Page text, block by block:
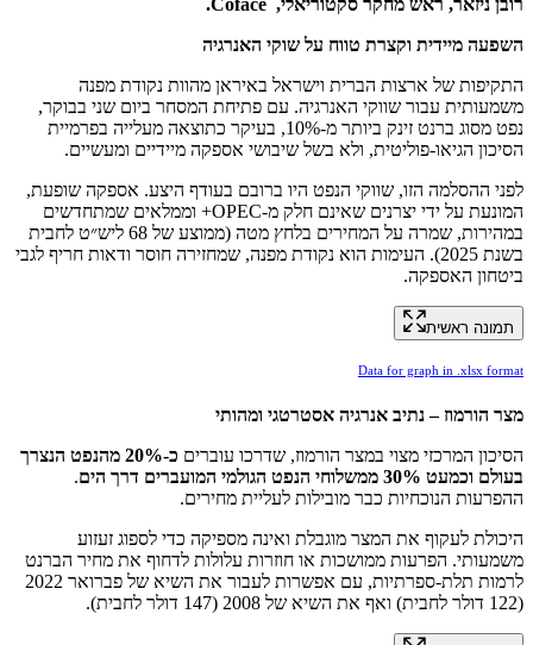
השפעה מיידית וקצרת טווח על שוקי האנרגיה
התקיפות של ארצות הברית וישראל באיראן מהוות נקודת מפנה
משמעותית עבור שווקי האנרגיה. עם פתיחת המסחר ביום שני בבוקר,
נפט מסוג ברנט זינק ביותר מ-10%, בעיקר כתוצאה מעלייה בפרמיית
הסיכון הגיאו-פוליטית, ולא בשל שיבושי אספקה מיידיים ומעשיים.
לפני ההסלמה הזו, שווקי הנפט היו ברובם בעודף היצע. אספקה שופעת,
המונעת על ידי יצרנים שאינם חלק מ-OPEC+ וממלאים שמתחדשים
במהירות, שמרה על המחירים בלחץ מטה (ממוצע של 68 ליש״ט לחבית
בשנת 2025). העימות הוא נקודת מפנה, שמחזירה חוסר ודאות חריף לגבי
ביטחון האספקה.
תמונה ראשית
Data for graph in .xlsx format
מצר הורמוז – נתיב אנרגיה אסטרטגי ומהותי
הסיכון המרכזי מצוי במצר הורמוז, שדרכו עוברים
כ-20% מהנפט הנצרך
בעולם וכמעט 30% ממשלוחי הנפט הגולמי המועברים דרך הים
.
ההפרעות הנוכחיות כבר מובילות לעליית מחירים.
היכולת לעקוף את המצר מוגבלת ואינה מספיקה כדי לספוג זעזוע
משמעותי. הפרעות ממושכות או חוזרות עלולות לדחוף את מחיר הברנט
לרמות תלת-ספרתיות, עם אפשרות לעבור את השיא של פברואר 2022
(122 דולר לחבית) ואף את השיא של 2008 (147 דולר לחבית).